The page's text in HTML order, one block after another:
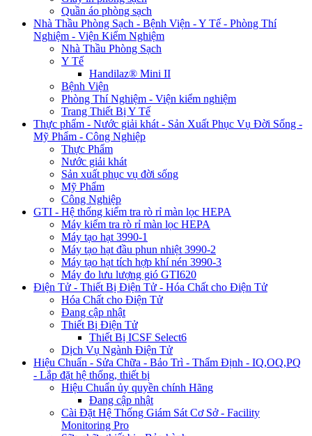
Quần áo phòng sạch
Nhà Thầu Phòng Sạch - Bệnh Viện - Y Tế - Phòng Thí
Nghiệm - Viện Kiểm Nghiệm
Nhà Thầu Phòng Sạch
Y Tế
Handilaz® Mini II
Bệnh Viện
Phòng Thí Nghiệm - Viện kiểm nghiệm
Trang Thiết Bị Y Tế
Thực phẩm - Nước giải khát - Sản Xuất Phục Vụ Đời Sống -
Mỹ Phẩm - Công Nghiệp
Thực Phẩm
Nước giải khát
Sản xuất phục vụ đời sống
Mỹ Phẩm
Công Nghiệp
GTI - Hệ thống kiểm tra rò rỉ màn lọc HEPA
Máy kiểm tra rò rỉ màn lọc HEPA
Máy tạo hạt 3990-1
Máy tạo hạt đầu phun nhiệt 3990-2
Máy tạo hạt tích hợp khí nén 3990-3
Máy đo lưu lượng gió GTI620
Điện Tử - Thiết Bị Điện Tử - Hóa Chất cho Điện Tử
Hóa Chất cho Điện Tử
Đang cập nhật
Thiết Bị Điện Tử
Thiết Bị ICSF Select6
Dịch Vụ Ngành Điện Tử
Hiệu Chuẩn - Sửa Chữa - Bảo Trì - Thẩm Định - IQ,OQ,PQ
- Lắp đặt hệ thống, thiết bị
Hiệu Chuẩn ủy quyền chính Hãng
Đang cập nhật
Cài Đặt Hệ Thống Giám Sát Cơ Sở - Facility
Monitoring Pro